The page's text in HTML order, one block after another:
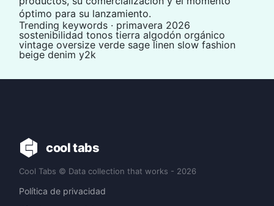
óptimo para su lanzamiento.
Trending keywords · primavera 2026
sostenibilidad tonos tierra algodón orgánico
vintage oversize verde sage linen slow fashion
beige denim y2k
cool tabs
Cool Tabs © Data collection that works - 2026
Política de privacidad